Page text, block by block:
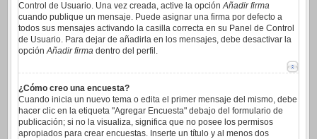
Control de Usuario. Una vez creada, active la opciónAñadir firma
cuando publique un mensaje. Puede asignar una firma por defecto a
todos sus mensajes activando la casilla correcta en su Panel de Control
de Usuario. Para dejar de añadirla en los mensajes, debe desactivar la
opciónAñadir firma dentro del perfil.
¿Cómo creo una encuesta?
Cuando inicia un nuevo tema o edita el primer mensaje del mismo, debe
hacer clic en la etiqueta "Agregar Encuesta" debajo del formulario de
publicación; si no la visualiza, significa que no posee los permisos
apropiados para crear encuestas. Inserte un título y al menos dos